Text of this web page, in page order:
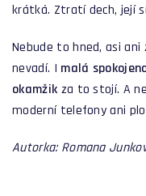
krátká. Ztratí dech, její
Nebude to hned, asi
nevadí. I malá
okamžik za to stojí. A
moderní telefony ani
Autorka: Romana